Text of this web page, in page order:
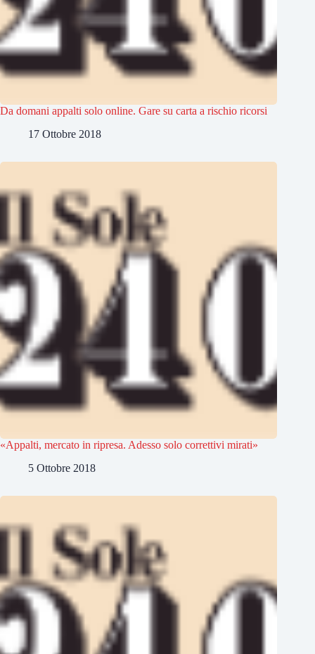
Da domani appalti solo online. Gare su carta a rischio ricorsi
17 Ottobre 2018
«Appalti, mercato in ripresa. Adesso solo correttivi mirati»
5 Ottobre 2018